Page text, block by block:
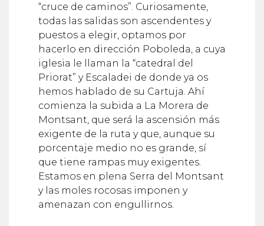
“cruce de caminos”. Curiosamente,
todas las salidas son ascendentes y
puestos a elegir, optamos por
hacerlo en dirección Poboleda, a cuya
iglesia le llaman la “catedral del
Priorat” y Escaladei de donde ya os
hemos hablado de su Cartuja. Ahí
comienza la subida a La Morera de
Montsant, que será la ascensión más
exigente de la ruta y que, aunque su
porcentaje medio no es grande, sí
que tiene rampas muy exigentes.
Estamos en plena Serra del Montsant
y las moles rocosas imponen y
amenazan con engullirnos.